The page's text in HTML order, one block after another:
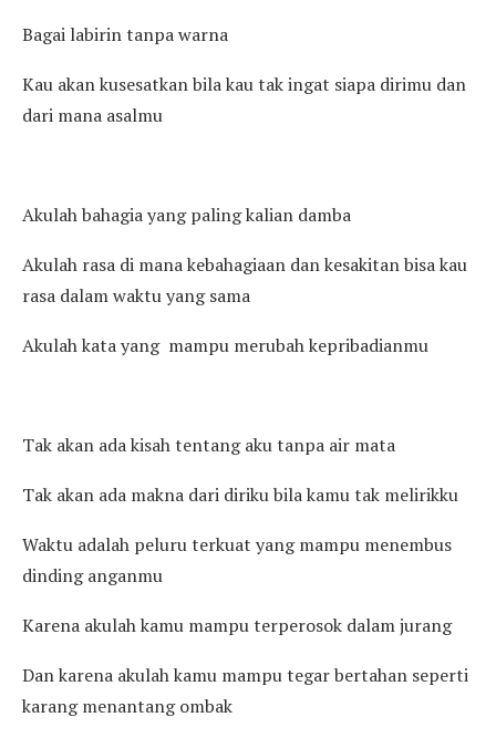
Bagai labirin tanpa warna
Kau akan kusesatkan bila kau tak ingat siapa dirimu dan
dari mana asalmu
Akulah bahagia yang paling kalian damba
Akulah rasa di mana kebahagiaan dan kesakitan bisa kau
rasa dalam waktu yang sama
Akulah kata yang mampu merubah kepribadianmu
Tak akan ada kisah tentang aku tanpa air mata
Tak akan ada makna dari diriku bila kamu tak melirikku
Waktu adalah peluru terkuat yang mampu menembus
dinding anganmu
Karena akulah kamu mampu terperosok dalam jurang
Dan karena akulah kamu mampu tegar bertahan seperti
karang menantang ombak